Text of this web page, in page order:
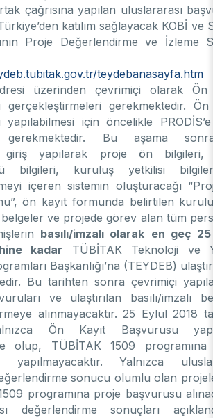
çağrısına yapılan uluslararası
katılım sağlayacak KOBİ ve
Proje Değerlendirme ve İzleme
teydebanasayfa.htm
üzerinden çevrimiçi olarak Ön
gerçekleştirmeleri gerekmektedir. Ön
yapılabilmesi için öncelikle
gerekmektedir. Bu aşama
giriş yapılarak proje ön bilgileri,
bilgileri, kuruluş yetkilisi
içeren sistemin oluşturacağı
ön kayıt formunda belirtilen
ve projede görev alan tüm
basılı/imzalı olarak en geç
kadar TÜBİTAK Teknoloji ve
Başkanlığı’na (TEYDEB)
Bu tarihten sonra çevrimiçi
ve ulaştırılan basılı/imzalı
alınmayacaktır. 25 Eylül 2018
Ön Kayıt Başvurusu
olup, TÜBİTAK 1509
yapılmayacaktır. Yalnızca
sonucu olumlu olan
programına proje başvurusu
değerlendirme sonuçları